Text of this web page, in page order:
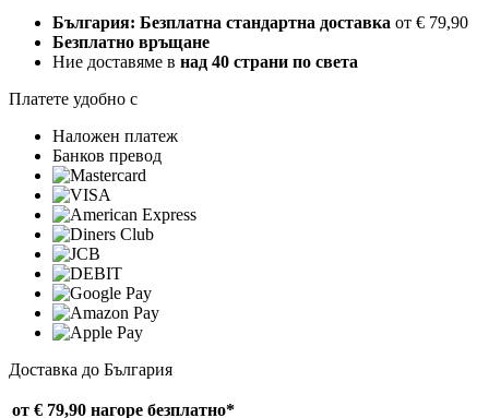
България: Безплатна стандартна доставка от € 79,90
Безплатно връщане
Ние доставяме в над 40 страни по света
Платете удобно с
Наложен платеж
Банков превод
Доставка до България
от € 79,90 нагоре безплатно*